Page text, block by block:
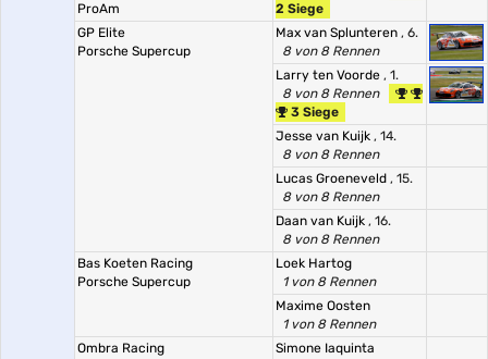
ProAm
2 Siege
GP Elite
Porsche Supercup
Max van Splunteren , 6.
8 von 8 Rennen
Larry ten Voorde , 1.
8 von 8 Rennen
3 Siege
Jesse van Kuijk , 14.
8 von 8 Rennen
Lucas Groeneveld , 15.
8 von 8 Rennen
Daan van Kuijk , 16.
8 von 8 Rennen
Bas Koeten Racing
Porsche Supercup
Loek Hartog
1 von 8 Rennen
Maxime Oosten
1 von 8 Rennen
Ombra Racing
Simone Iaquinta